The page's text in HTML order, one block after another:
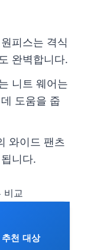
피스는 격식
완벽합니다.
니트 웨어는
도움을 줍
와이드 팬츠
니다.
비교
추천 대상